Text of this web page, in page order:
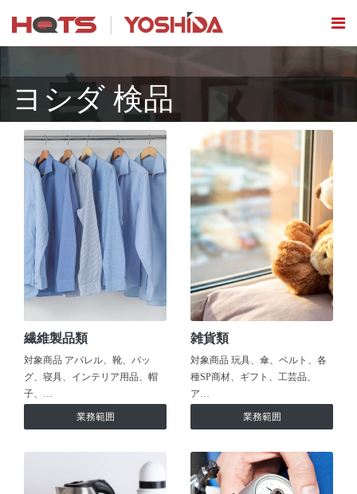
ヨシダ 検品
繊維製品類
対象商品 アパレル、靴、バッ
グ、寝具、インテリア用品、帽
子、…
業務範囲
雑貨類
対象商品 玩具、傘、ベルト、各
種SP商材、ギフト、工芸品、
ア…
業務範囲